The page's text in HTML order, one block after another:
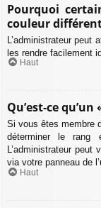
Pourquoi
couleur
L’administrateur peut
les rendre facilement
Haut
Qu’est-ce
Si vous êtes membre
déterminer le rang
L’administrateur
via votre panneau de
Haut